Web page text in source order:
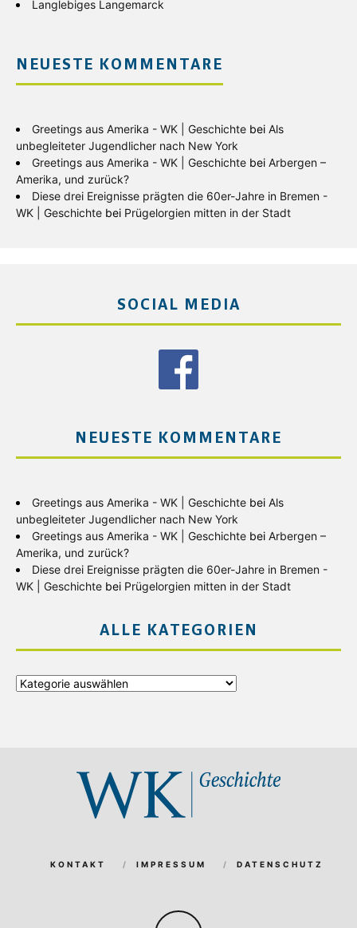
Langlebiges Langemarck
NEUESTE KOMMENTARE
Greetings aus Amerika - WK | Geschichte bei Als
unbegleiteter Jugendlicher nach New York
Greetings aus Amerika - WK | Geschichte bei Arbergen –
Amerika, und zurück?
Diese drei Ereignisse prägten die 60er-Jahre in Bremen -
WK | Geschichte bei Prügelorgien mitten in der Stadt
SOCIAL MEDIA
NEUESTE KOMMENTARE
Greetings aus Amerika - WK | Geschichte bei Als
unbegleiteter Jugendlicher nach New York
Greetings aus Amerika - WK | Geschichte bei Arbergen –
Amerika, und zurück?
Diese drei Ereignisse prägten die 60er-Jahre in Bremen -
WK | Geschichte bei Prügelorgien mitten in der Stadt
ALLE KATEGORIEN
Alle
KONTAKT IMPRESSUM DATENSCHUTZ